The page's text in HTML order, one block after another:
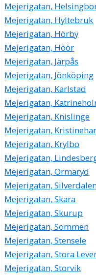
Mejerigatan,
Mejerigatan, Hyltebruk
Mejerigatan, Hörby
Mejerigatan, Höör
Mejerigatan, Järpås
Mejerigatan, Jönköping
Mejerigatan, Karlstad
Mejerigatan,
Mejerigatan, Knislinge
Mejerigatan,
Mejerigatan, Krylbo
Mejerigatan,
Mejerigatan, Ormaryd
Mejerigatan,
Mejerigatan, Skara
Mejerigatan, Skurup
Mejerigatan, Sommen
Mejerigatan, Stensele
Mejerigatan, Stora
Mejerigatan, Storvik